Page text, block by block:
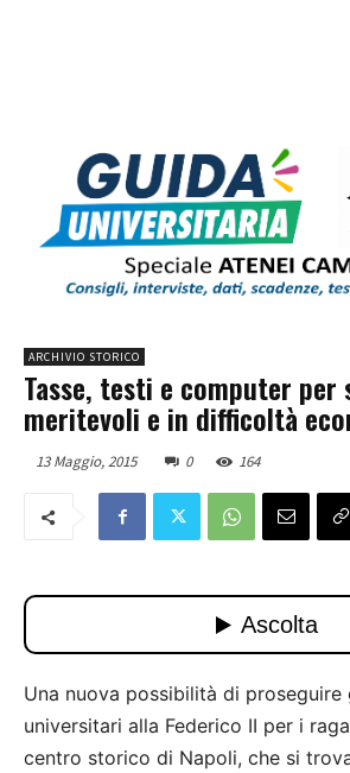
ARCHIVIO STORICO
Tasse, testi e computer
meritevoli e in difficoltà
13 Maggio, 2015 0 164
Una nuova possibilità di proseguire
universitari alla Federico II per i
centro storico di Napoli, che si